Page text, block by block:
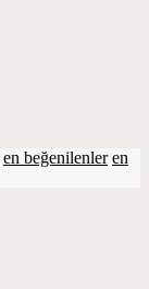
en beğenilenler en